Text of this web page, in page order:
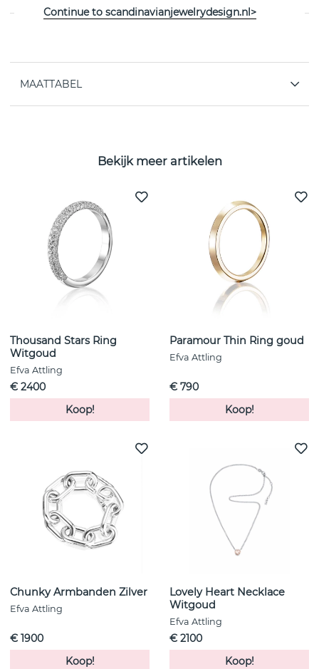
MAATTABEL
Bekijk meer artikelen
Thousand Stars Ring
Witgoud
Efva Attling
€ 2400
Koop!
Paramour Thin Ring goud
Efva Attling
€ 790
Koop!
Chunky Armbanden Zilver
Efva Attling
€ 1900
Koop!
Lovely Heart Necklace
Witgoud
Efva Attling
€ 2100
Koop!
Continue to scandinavianjewelrydesign.nl>